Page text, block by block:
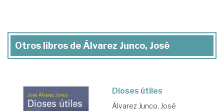
Otros libros de Álvarez Junco, José
Dioses útiles
Álvarez Junco, José